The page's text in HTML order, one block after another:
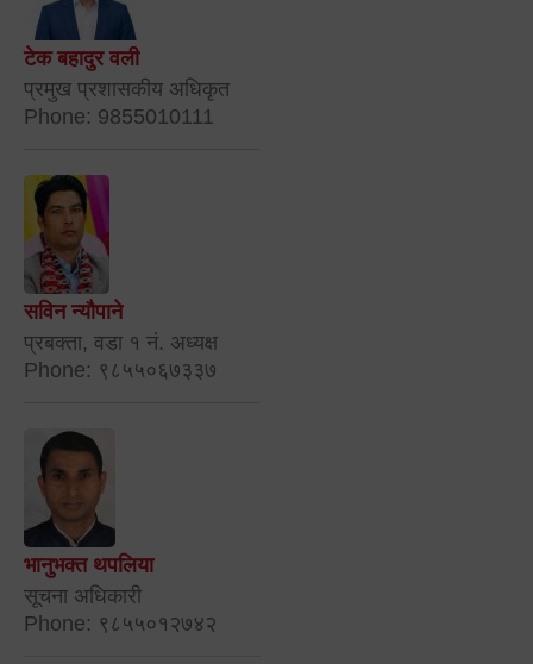
टेक बहादुर वली
प्रमुख प्रशासकीय अधिकृत
Phone: 9855010111
सविन न्यौपाने
प्रबक्ता, वडा १ नं. अध्यक्ष
Phone: ९८५५०६७३३७
भानुभक्त थपलिया
सूचना अधिकारी
Phone: ९८५५०१२७४२